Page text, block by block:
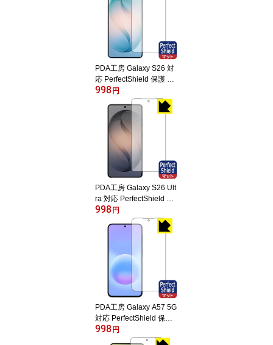
PDA工房 Galaxy S26 対
応 PerfectShield 保護 フ
ィルム [画面用] [指紋認証
対応] 反射低減 防指紋 日
本製 自社製造直販
998円
PDA工房 Galaxy S26 Ult
ra 対応 PerfectShield 保
護 フィルム [画面用] [指
紋認証対応] 反射低減 防
指紋 日本製 自社製造直
998円
PDA工房 Galaxy A57 5G
対応 PerfectShield 保護
フィルム [画面用] [指紋認
証対応] 反射低減 防指紋
998円